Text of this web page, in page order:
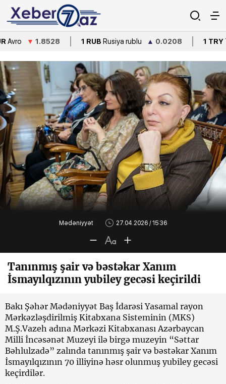
1.8528 1 RUB Rusiya rublu ▲ 0.0208 1 TRY Türkiyə
Mədəniyyət 27.04.2026 / 15:36
Tanınmış şair və bəstəkar Xanım
İsmayılqızının yubiley gecəsi keçirildi
Bakı Şəhər Mədəniyyət Baş İdarəsi Yasamal rayon
Mərkəzləşdirilmiş Kitabxana Sisteminin (MKS)
M.Ş.Vazeh adına Mərkəzi Kitabxanası Azərbaycan
Milli İncəsənət Muzeyi ilə birgə muzeyin “Səttar
Bəhlulzadə” zalında tanınmış şair və bəstəkar Xanım
İsmayılqızının 70 illiyinə həsr olunmuş yubiley gecəsi
keçirdilər.